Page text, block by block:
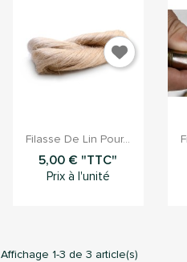
Aperçu rapide
Filasse De Lin Pour...
5,00 € "TTC"
Prix à l'unité
Affichage 1-3 de 3 article(s)